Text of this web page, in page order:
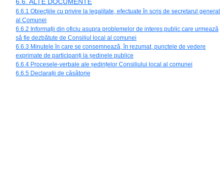
6.6.1 Obiecțiile cu privire la legalitate, efectuate în scris de secretarul general
al Comunei
6.6.2 Informații din oficiu asupra problemelor de interes public care urmează
să fie dezbătute de Consiliul local al comunei
6.6.3 Minutele în care se consemnează, în rezumat, punctele de vedere
exprimate de participanți la ședinele publice
6.6.4 Procesele-verbale ale ședințelor Consiliului local al comunei
6.6.5 Declarații de căsătorie